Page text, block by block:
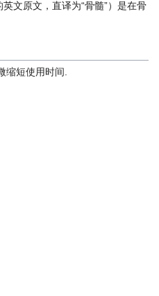
文原文，直译为“骨髓”）是在骨
缩短使用时间.